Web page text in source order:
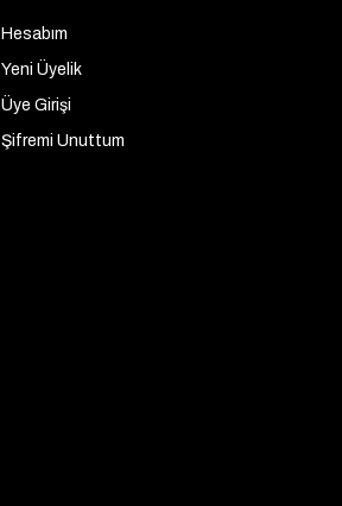
Hesabım
Yeni Üyelik
Üye Girişi
Şifremi Unuttum